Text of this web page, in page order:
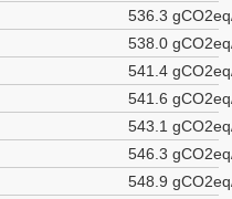
536.3
538.0
541.4
541.6
543.1
546.3
548.9